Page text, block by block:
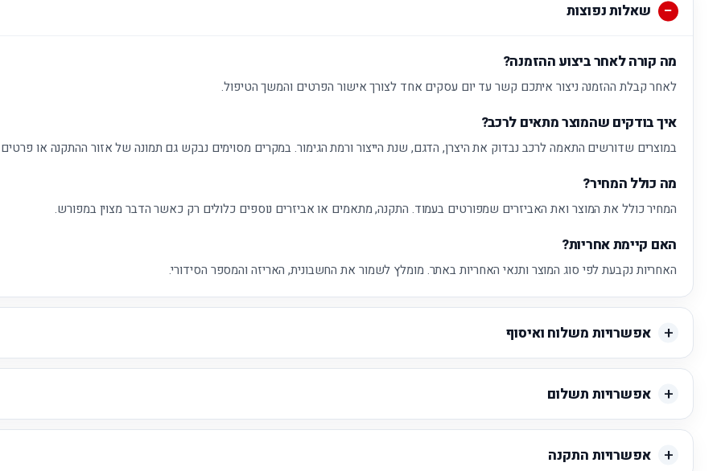
שאלות נפוצות
מה קורה לאחר ביצוע ההזמנה?
לאחר קבלת ההזמנה ניצור איתכם קשר עד יום עסקים אחד לצורך אישור הפרטים והמשך הטיפול.
איך בודקים שהמוצר מתאים לרכב?
במוצרים שדורשים התאמה לרכב נבדוק את היצרן, הדגם, שנת הייצור ורמת הגימור. במקרים מסוימים נבקש גם תמונה של אזור ההתקנה או פרטים
מה כולל המחיר?
המחיר כולל את המוצר ואת האביזרים שמפורטים בעמוד. התקנה, מתאמים או אביזרים נוספים כלולים רק כאשר הדבר מצוין במפורש.
האם קיימת אחריות?
האחריות נקבעת לפי סוג המוצר ותנאי האחריות באתר. מומלץ לשמור את החשבונית, האריזה והמספר הסידורי.
אפשרויות משלוח ואיסוף
אפשרויות תשלום
אפשרויות התקנה